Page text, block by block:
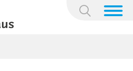
Suchbegriff: